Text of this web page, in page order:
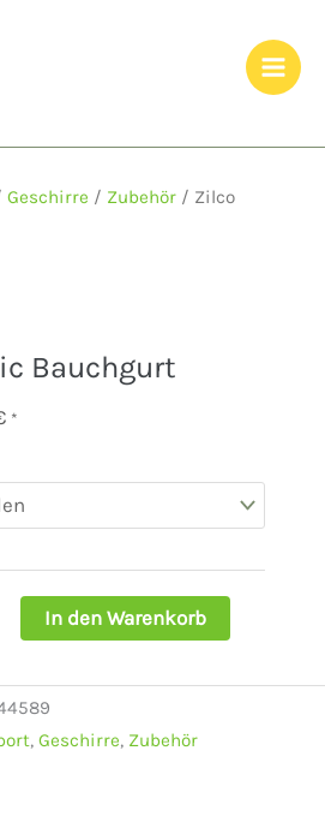
Geschirre / Zubehör / Zilco
Bauchgurt
Preisspanne:
52,95 €
*
In den Warenkorb
, Geschirre, Zubehör